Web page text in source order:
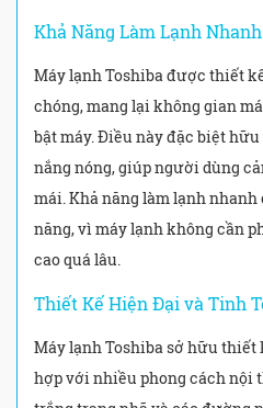
Khả Năng Làm Lạnh Nhanh
Máy lạnh Toshiba được thiết
chóng, mang lại không gian
bật máy. Điều này đặc biệt
nắng nóng, giúp người dùng
mái. Khả năng làm lạnh
năng, vì máy lạnh không cần
cao quá lâu.
Thiết Kế Hiện Đại và Tinh
Máy lạnh Toshiba sở hữu
hợp với nhiều phong cách nội